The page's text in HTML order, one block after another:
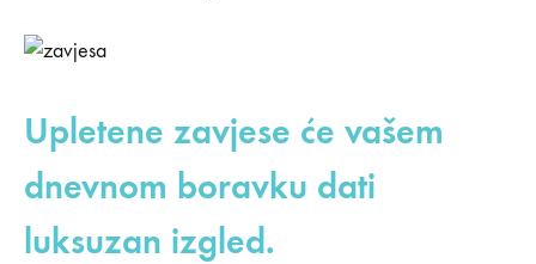
02/01/2019
KOMENTARI
ZA
JEDNOSTAVNI
NAČINI
DA
Upletene zavjese će vašem
dnevnom boravku dati
luksuzan izgled.